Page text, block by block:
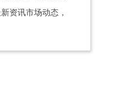
资讯市场动态，